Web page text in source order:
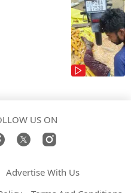
US ON
Advertise With Us